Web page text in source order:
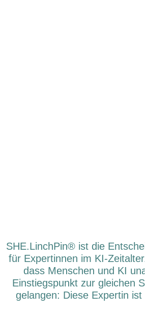
SHE.LinchPin® ist die
für Expertinnen im KI-
dass Menschen und KI
Einstiegspunkt zur gleichen
gelangen: Diese Expertin ist